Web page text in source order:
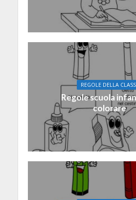
REGOLE DELLA
Regole scuola
colorare